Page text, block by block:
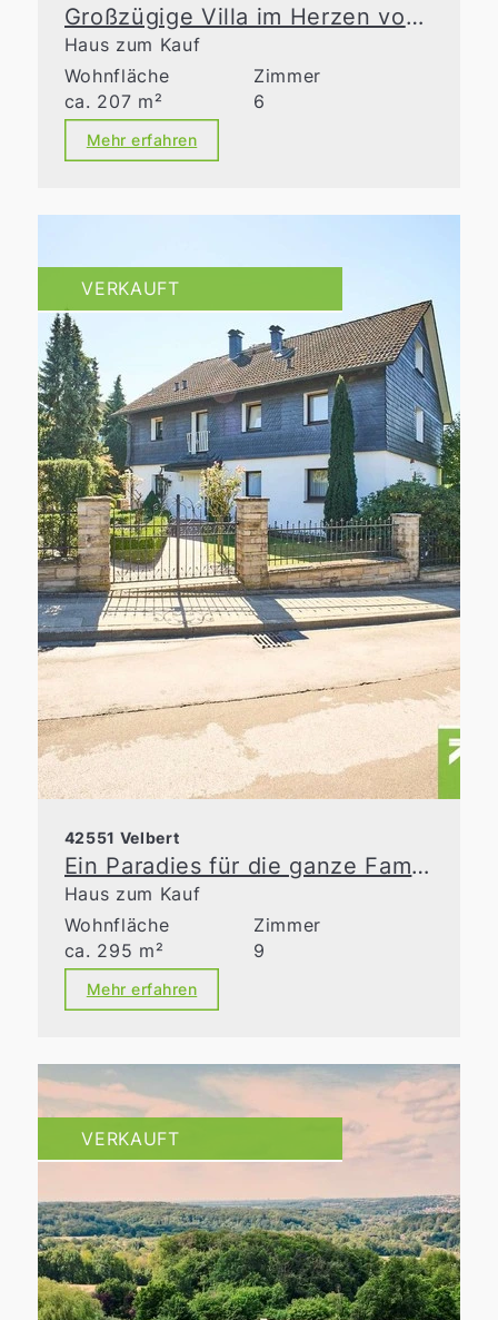
Großzügige Villa im Herzen von Angermund
Haus zum Kauf
Wohnfläche
ca. 207 m²
Zimmer
6
Mehr erfahren
VERKAUFT
42551 Velbert
Ein Paradies für die ganze Familie
Haus zum Kauf
Wohnfläche
ca. 295 m²
Zimmer
9
Mehr erfahren
VERKAUFT